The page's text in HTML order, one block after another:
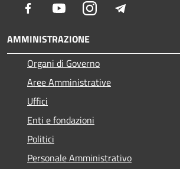
Facebook YoutubeInstagram
AMMINISTRAZIONE
Organi di Governo
Aree Amministrative
Uffici
Enti e fondazioni
Politici
Personale Amministrativo